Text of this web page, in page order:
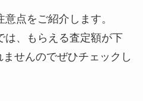
点をご紹介します。
は、もらえる査定額が下
せんのでぜひチェックし